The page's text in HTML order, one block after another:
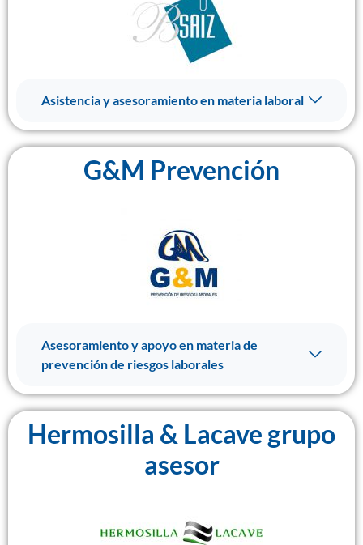
Asistencia y asesoramiento en materia laboral
G&M Prevención
Asesoramiento y apoyo en materia de
prevención de riesgos laborales
Hermosilla & Lacave grupo
asesor